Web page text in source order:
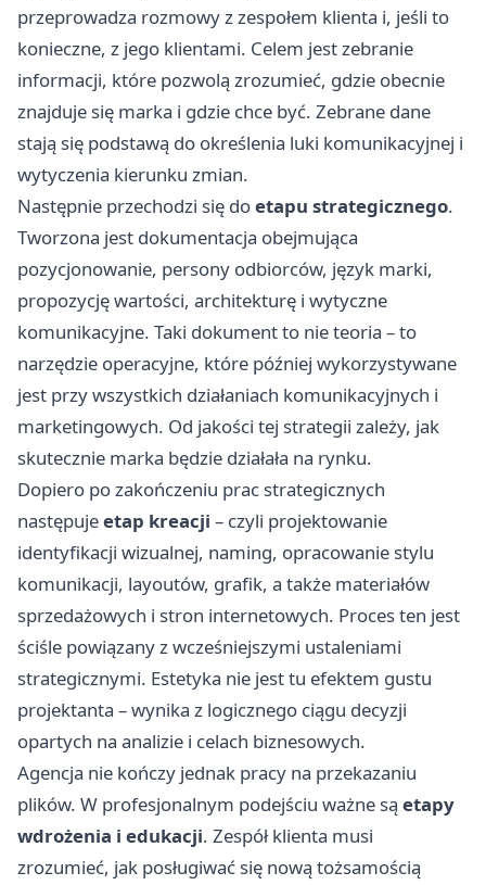
przeprowadza rozmowy z zespołem klienta i, jeśli to
konieczne, z jego klientami. Celem jest zebranie
informacji, które pozwolą zrozumieć, gdzie obecnie
znajduje się marka i gdzie chce być. Zebrane dane
stają się podstawą do określenia luki komunikacyjnej i
wytyczenia kierunku zmian.
Następnie przechodzi się doetapu strategicznego.
Tworzona jest dokumentacja obejmująca
pozycjonowanie, persony odbiorców, język marki,
propozycję wartości, architekturę i wytyczne
komunikacyjne. Taki dokument to nie teoria – to
narzędzie operacyjne, które później wykorzystywane
jest przy wszystkich działaniach komunikacyjnych i
marketingowych. Od jakości tej strategii zależy, jak
skutecznie marka będzie działała na rynku.
Dopiero po zakończeniu prac strategicznych
następujeetap kreacji – czyli projektowanie
identyfikacji wizualnej, naming, opracowanie stylu
komunikacji, layoutów, grafik, a także materiałów
sprzedażowych i stron internetowych. Proces ten jest
ściśle powiązany z wcześniejszymi ustaleniami
strategicznymi. Estetyka nie jest tu efektem gustu
projektanta – wynika z logicznego ciągu decyzji
opartych na analizie i celach biznesowych.
Agencja nie kończy jednak pracy na przekazaniu
plików. W profesjonalnym podejściu ważne są etapy
wdrożenia i edukacji. Zespół klienta musi
zrozumieć, jak posługiwać się nową tożsamością